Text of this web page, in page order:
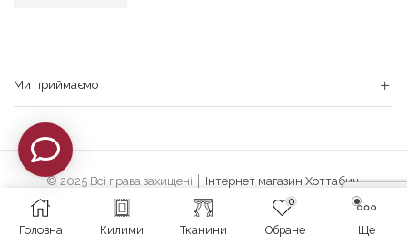
Ми приймаємо
© 2025 Всі права захищені │ Iнтернет магазин Хоттабич.
Розроблено з WebstudioSCS
Головна Килими Тканини
0
Обране Ще